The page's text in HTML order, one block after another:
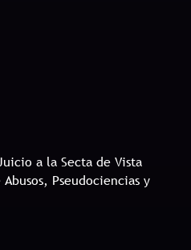
a la Secta de Vista
Pseudociencias y